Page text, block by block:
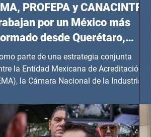
PROFEPA y CANACINTRA
por un México más
desde Querétaro,
y BCS
parte de una estrategia conjunta
la Entidad Mexicana de Acreditación
la Cámara Nacional de la Industria